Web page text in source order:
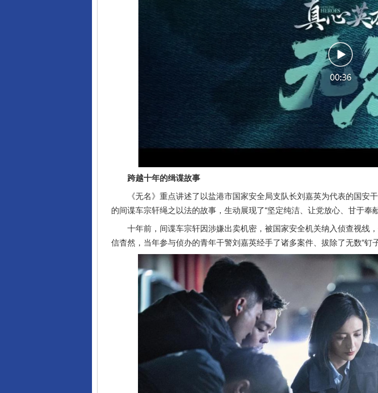
跨越十年的缉谍故事
《无名》重点讲述了以盐港市国家安全局支队长刘嘉英为代表的国安
的间谍车宗轩绳之以法的故事，生动展现了“坚定纯洁、让党放心、甘于奉
十年前，间谍车宗轩因涉嫌出卖机密，被国家安全机关纳入侦查视线
信杳然，当年参与侦办的青年干警刘嘉英经手了诸多案件、拔除了无数“钉